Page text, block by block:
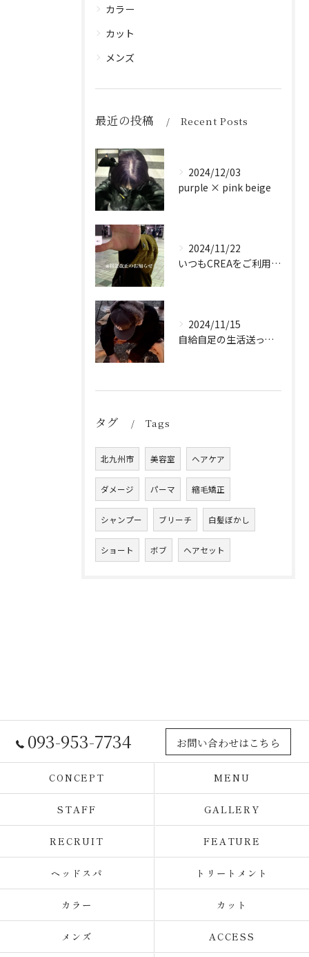
カラー
カット
メンズ
最近の投稿 Recent Posts
2024/12/03
purple × pink beige
2024/11/22
いつもCREAをご利用頂き誠に有難う御座います！
2024/11/15
自給自足の生活送ってます
タグ Tags
北九州市 美容室 ヘアケア
ダメージ パーマ 縮毛矯正
シャンプー ブリーチ 白髪ぼかし
ショート ボブ ヘアセット
093-953-7734 お問い合わせはこちら
CONCEPT MENU
STAFF GALLERY
RECRUIT FEATURE
ヘッドスパ トリートメント
カラー カット
メンズ ACCESS